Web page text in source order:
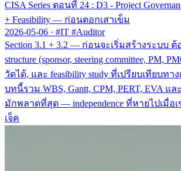
CISA Series ตอนที่ 24 : D3 - Project
+ Feasibility — ก่อนตอกเสาเข็ม
2026-05-06 · #IT #Auditor
Section 3.1 + 3.2 — ก่อนจะเริ่มสร้างระบบ ต้
structure (sponsor, steering committee, PM,
วัดได้, และ feasibility study ที่เปรียบเทียบทา
บทนี้รวม WBS, Gantt, CPM, PERT, EVA แล
มักพลาดที่สุด — independence ที่หายไปเมื่อ
เจ็ค